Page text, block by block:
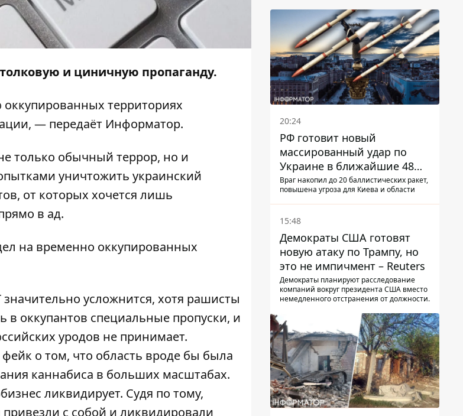
и циничную пропаганду.
территориях
— передаёт Информатор.
только обычный террор, но и
уничтожить украинский
от которых хочется лишь
в ад.
на временно оккупированных
значительно усложнится, хотя рашисты
в оккупантов специальные пропуски, и
уродов не принимает.
о том, что область вроде бы была
каннабиса в больших масштабах.
ликвидирует. Судя по тому,
с собой и ликвидировали
20:24
РФ готовит новый
массированный удар по
Украине в ближайшие 48
часов – разведка США
Враг накопил до 20 баллистических ракет,
повышена угроза для Киева и области
15:48
Демократы США готовят
новую атаку по Трампу, но
это не импичмент – Reuters
Демократы планируют расследование
компаний вокруг президента США вместо
немедленного отстранения от должности.